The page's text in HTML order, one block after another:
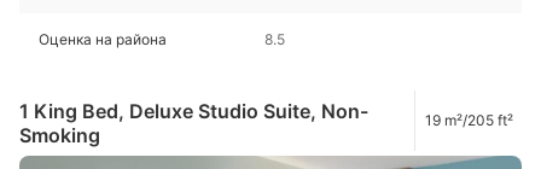
Оценка на района 8.5
1 King Bed, Deluxe Studio Suite, Non-
Smoking
19 m²/205 ft²